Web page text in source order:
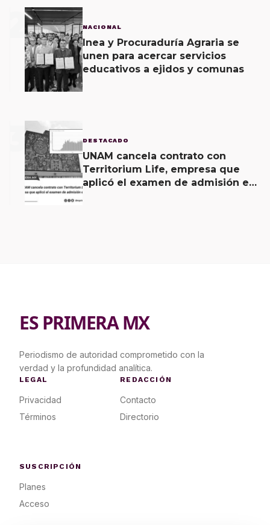
2 NACIONAL
Inea y Procuraduría Agraria se
unen para acercar servicios
educativos a ejidos y comunas
3 DESTACADO
UNAM cancela contrato con
Territorium Life, empresa que
aplicó el examen de admisión en
ES PRIMERA MX
Periodismo de autoridad comprometido con la
verdad y la profundidad analítica.
LEGAL
Privacidad
Términos
REDACCIÓN
Contacto
Directorio
SUSCRIPCIÓN
Planes
Acceso